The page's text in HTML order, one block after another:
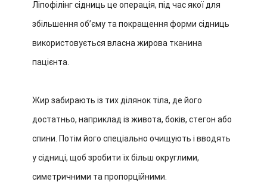
Ліпофілінг сідниць це операція, під час якої для
збільшення об’єму та покращення форми сідниць
використовується власна жирова тканина
пацієнта.
Жир забирають із тих ділянок тіла, де його
достатньо, наприклад із живота, боків, стегон або
спини. Потім його спеціально очищують і вводять
у сідниці, щоб зробити їх більш округлими,
симетричними та пропорційними.